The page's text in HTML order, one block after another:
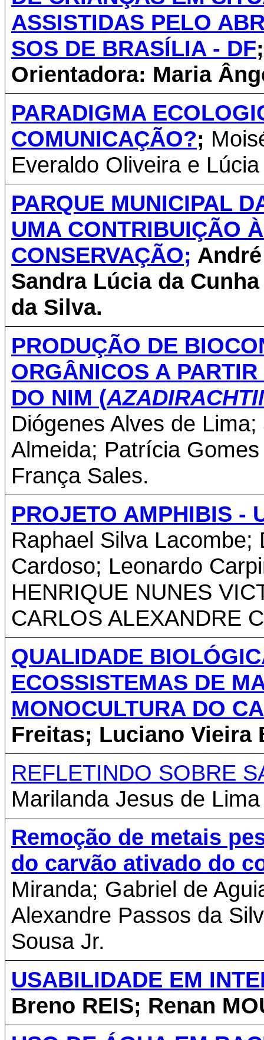
ASSISTIDAS PELO
SOS DE BRASÍLIA - DF
Orientadora: Maria
PARADIGMA
COMUNICAÇÃO?;
Everaldo Oliveira e
PARQUE MUNICIPAL
UMA CONTRIBUIÇÃO
CONSERVAÇÃO;
Sandra Lúcia da
da Silva.
PRODUÇÃO DE
ORGÂNICOS A
DO NIM (
Diógenes Alves de
Almeida; Patrícia
França Sales.
PROJETO AMPHIBIS
Raphael Silva
Cardoso; Leonardo
HENRIQUE NUNES
CARLOS ALEXANDRE
QUALIDADE
ECOSSISTEMAS DE
MONOCULTURA DO
Freitas; Luciano Vieira
REFLETINDO SOBRE
Marilanda Jesus de Lima
Remoção de metais
do carvão ativado do
Miranda; Gabriel de
Alexandre Passos da
Sousa Jr.
USABILIDADE EM
Breno REIS; Renan